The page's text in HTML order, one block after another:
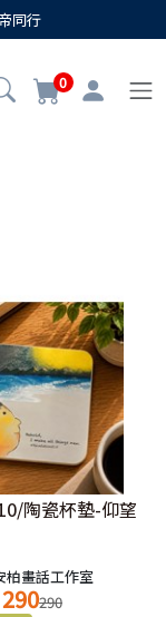
同行
0
陶瓷杯墊-仰望
柏畫話工作室
290290